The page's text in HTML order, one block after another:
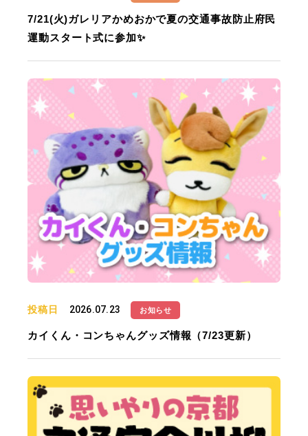
7/21(火)ガレリアかめおかで夏の交通事故防止府民
運動スタート式に参加✨
投稿日 2026.07.23 お知らせ
カイくん・コンちゃんグッズ情報（7/23更新）